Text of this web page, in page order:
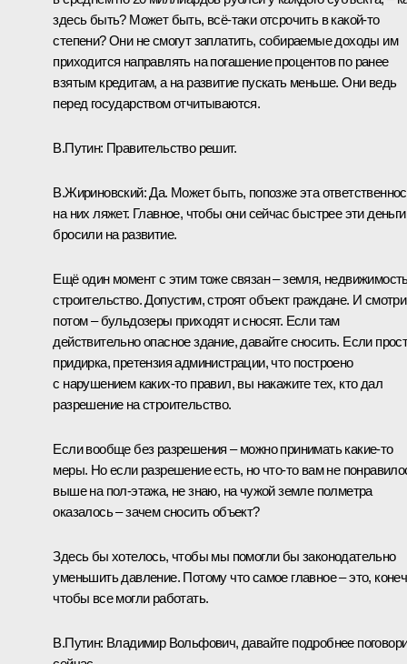
здесь быть? Может быть, всё‑таки отсрочить в какой‑то
степени? Они не смогут заплатить, собираемые доходы им
приходится направлять на погашение процентов по ранее
взятым кредитам, а на развитие пускать меньше. Они ведь
перед государством отчитываются.
В.Путин: Правительство решит.
В.Жириновский: Да. Может быть, попозже эта
на них ляжет. Главное, чтобы они сейчас быстрее эти деньги
бросили на развитие.
Ещё один момент с этим тоже связан – земля,
строительство. Допустим, строят объект граждане. И
потом – бульдозеры приходят и сносят. Если там
действительно опасное здание, давайте сносить. Если
придирка, претензия администрации, что построено
с нарушением каких‑то правил, вы накажите тех, кто дал
разрешение на строительство.
Если вообще без разрешения – можно принимать какие‑то
меры. Но если разрешение есть, но что‑то вам не
выше на пол-этажа, не знаю, на чужой земле полметра
оказалось – зачем сносить объект?
Здесь бы хотелось, чтобы мы помогли бы законодательно
уменьшить давление. Потому что самое главное – это,
чтобы все могли работать.
В.Путин: Владимир Вольфович, давайте подробнее